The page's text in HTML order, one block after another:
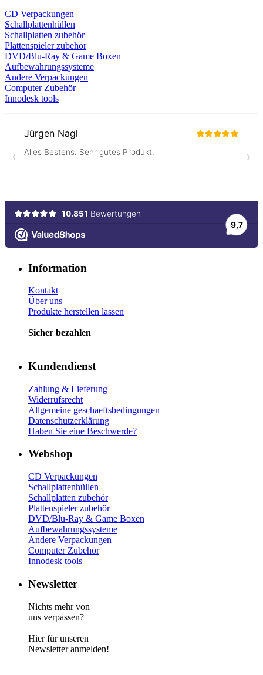
CD Verpackungen
Schallplattenhüllen
Schallplatten zubehör
Plattenspieler zubehör
DVD/Blu-Ray & Game Boxen
Aufbewahrungssysteme
Andere Verpackungen
Computer Zubehör
Innodesk tools
Information
Kontakt
Über uns
Produkte herstellen lassen
Sicher bezahlen
Kundendienst
Zahlung & Lieferung
Widerrufsrecht
Allgemeine geschaeftsbedingungen
Datenschutzerklärung
Haben Sie eine Beschwerde?
Webshop
CD Verpackungen
Schallplattenhüllen
Schallplatten zubehör
Plattenspieler zubehör
DVD/Blu-Ray & Game Boxen
Aufbewahrungssysteme
Andere Verpackungen
Computer Zubehör
Innodesk tools
Newsletter
Nichts mehr von
uns verpassen?
Hier für unseren
Newsletter anmelden!